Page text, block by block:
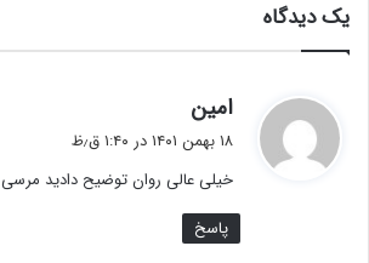
یک دیدگاه
امین
ت
:
۱۸ بهمن ۱۴۰۱ در ۱:۴۰ ق٫ظ
خیلی عالی روان توضیح دادید مرسی
پاسخ